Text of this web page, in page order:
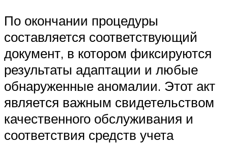
По окончании процедуры
составляется соответствующий
документ, в котором фиксируются
результаты адаптации и любые
обнаруженные аномалии. Этот акт
является важным свидетельством
качественного обслуживания и
соответствия средств учета